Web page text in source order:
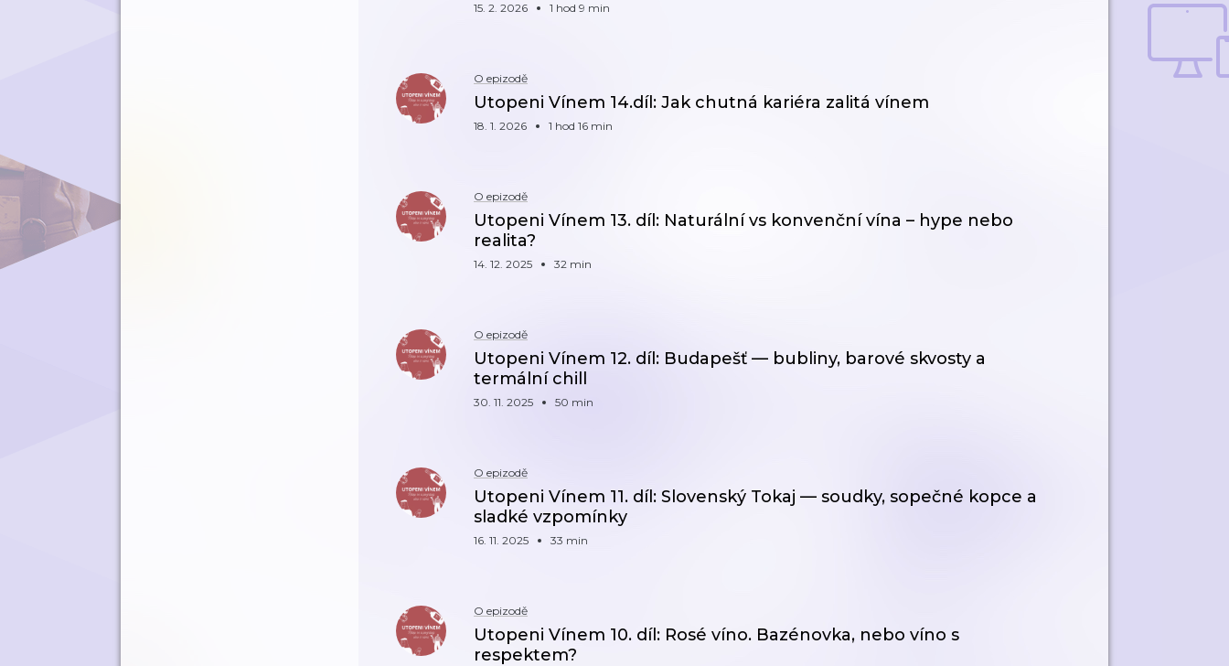
15. 2. 2026 1 hod 9 min
O epizodě
Utopeni Vínem 14.díl: Jak chutná kariéra zalitá vínem
18. 1. 2026 1 hod 16 min
O epizodě
Utopeni Vínem 13. díl: Naturální vs konvenční vína – hype nebo
realita?
14. 12. 2025 32 min
O epizodě
Utopeni Vínem 12. díl: Budapešť — bubliny, barové skvosty a
termální chill
30. 11. 2025 50 min
O epizodě
Utopeni Vínem 11. díl: Slovenský Tokaj — soudky, sopečné kopce a
sladké vzpomínky
16. 11. 2025 33 min
O epizodě
Utopeni Vínem 10. díl: Rosé víno. Bazénovka, nebo víno s
respektem?